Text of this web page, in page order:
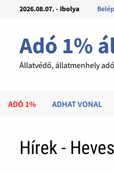
2026.08.07. - Ibolya
Adó 1%
Állatvédő, állatmenhely
ADÓ 1% ADHAT VONAL
Hírek -